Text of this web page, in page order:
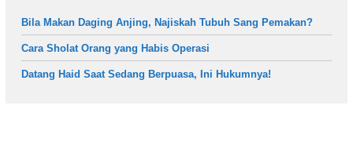
Bila Makan Daging Anjing, Najiskah Tubuh Sang Pemakan?
Cara Sholat Orang yang Habis Operasi
Datang Haid Saat Sedang Berpuasa, Ini Hukumnya!